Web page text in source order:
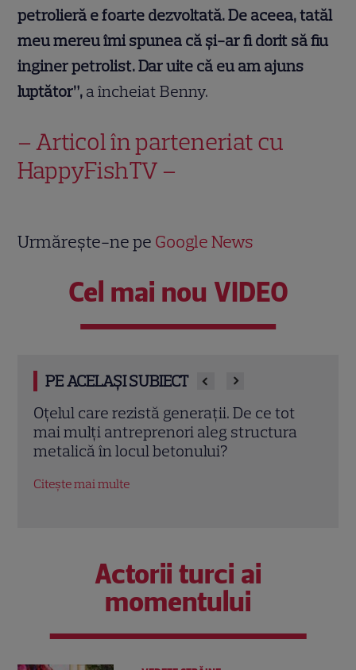
petrolieră e foarte dezvoltată. De aceea, tatăl
meu mereu îmi spunea că şi-ar fi dorit să fiu
inginer petrolist. Dar uite că eu am ajuns
luptător”, a încheiat Benny.
– Articol în parteneriat cu
HappyFishTV –
Urmărește-ne pe Google News
Cel mai nou VIDEO
PE ACELAȘI SUBIECT
tot
De la grădină la construcții, dintr-un
singur loc. De ce ne complicăm viața
cumpărând din zece locuri diferite?
Citește mai multe
Actorii turci ai
momentului